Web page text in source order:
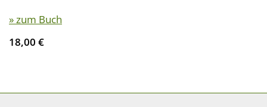
» zum Buch
18,00 €